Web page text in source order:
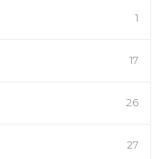
1
17
26
27